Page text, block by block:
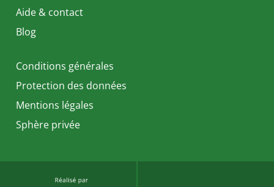
Aide & contact
Blog
Conditions générales
Protection des données
Mentions légales
Sphère privée